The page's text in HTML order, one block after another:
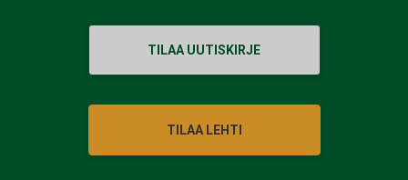
TILAA UUTISKIRJE
TILAA LEHTI